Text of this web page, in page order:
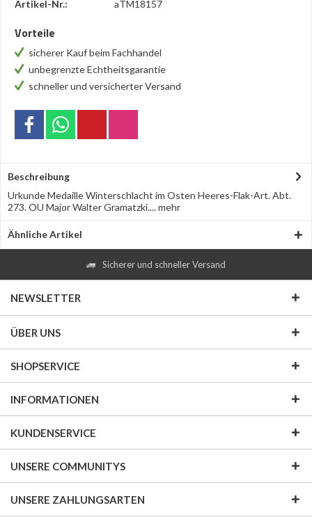
Artikel-Nr.: aTM18157
Vorteile
sicherer Kauf beim Fachhandel
unbegrenzte Echtheitsgarantie
schneller und versicherter Versand
Beschreibung
Urkunde Medaille Winterschlacht im Osten Heeres-Flak-Art. Abt.
273. OU Major Walter Gramatzki....mehr
Ähnliche Artikel
Sicherer und schneller Versand
NEWSLETTER
ÜBER UNS
SHOPSERVICE
INFORMATIONEN
KUNDENSERVICE
UNSERE COMMUNITYS
UNSERE ZAHLUNGSARTEN